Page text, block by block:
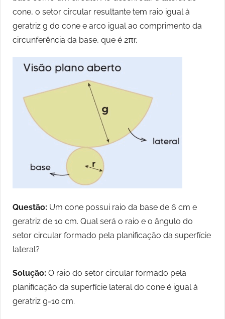
cone, o setor circular resultante tem raio igual à
geratriz g do cone e arco igual ao comprimento da
circunferência da base, que é 2πr.
Questão: Um cone possui raio da base de 6 cm e
geratriz de 10 cm. Qual será o raio e o ângulo do
setor circular formado pela planificação da superfície
lateral?
Solução: O raio do setor circular formado pela
planificação da superfície lateral do cone é igual à
geratriz g=10 cm.